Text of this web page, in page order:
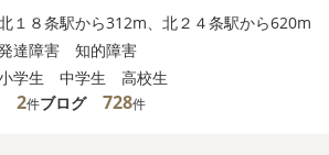
１８条駅から312m、北２４条駅から620m
達障害 知的障害
学生 中学生 高校生
2件ブログ 728件